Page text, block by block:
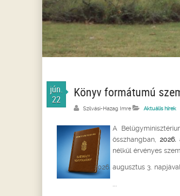
jún.
22
Könyv formátumú
Szilvási-Hazag Imre Aktuális hírek
A
összhangban,
nélkül érvényes
augusztus 3.